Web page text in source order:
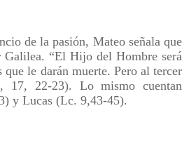
de la pasión, Mateo señala que
Galilea. “El Hijo del Hombre será
que le darán muerte. Pero al tercer
17, 22-23). Lo mismo cuentan
y Lucas (Lc. 9,43-45).